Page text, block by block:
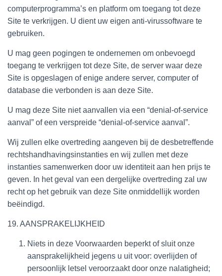
computerprogramma’s en platform om toegang tot deze
Site te verkrijgen. U dient uw eigen anti-virussoftware te
gebruiken.
U mag geen pogingen te ondernemen om onbevoegd
toegang te verkrijgen tot deze Site, de server waar deze
Site is opgeslagen of enige andere server, computer of
database die verbonden is aan deze Site.
U mag deze Site niet aanvallen via een “denial-of-service
aanval” of een verspreide “denial-of-service aanval”.
Wij zullen elke overtreding aangeven bij de desbetreffende
rechtshandhavingsinstanties en wij zullen met deze
instanties samenwerken door uw identiteit aan hen prijs te
geven. In het geval van een dergelijke overtreding zal uw
recht op het gebruik van deze Site onmiddellijk worden
beëindigd.
19. AANSPRAKELIJKHEID
Niets in deze Voorwaarden beperkt of sluit onze
aansprakelijkheid jegens u uit voor: overlijden of
persoonlijk letsel veroorzaakt door onze nalatigheid;